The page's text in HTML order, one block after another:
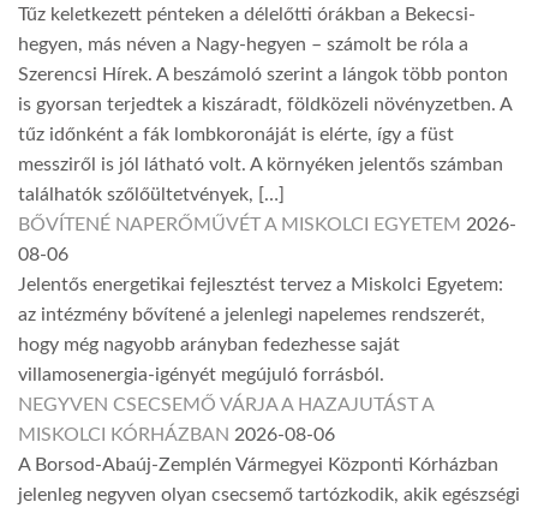
Tűz keletkezett pénteken a délelőtti órákban a Bekecsi-
hegyen, más néven a Nagy-hegyen – számolt be róla a
Szerencsi Hírek. A beszámoló szerint a lángok több ponton
is gyorsan terjedtek a kiszáradt, földközeli növényzetben. A
tűz időnként a fák lombkoronáját is elérte, így a füst
messziről is jól látható volt. A környéken jelentős számban
találhatók szőlőültetvények, […]
BŐVÍTENÉ NAPERŐMŰVÉT A MISKOLCI EGYETEM 2026-
08-06
Jelentős energetikai fejlesztést tervez a Miskolci Egyetem:
az intézmény bővítené a jelenlegi napelemes rendszerét,
hogy még nagyobb arányban fedezhesse saját
villamosenergia-igényét megújuló forrásból.
NEGYVEN CSECSEMŐ VÁRJA A HAZAJUTÁST A
MISKOLCI KÓRHÁZBAN 2026-08-06
A Borsod-Abaúj-Zemplén Vármegyei Központi Kórházban
jelenleg negyven olyan csecsemő tartózkodik, akik egészségi